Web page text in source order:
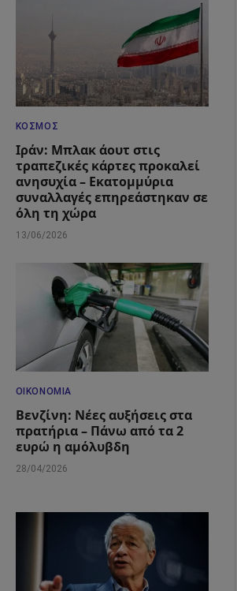
ΚΌΣΜΟΣ
Ιράν: Μπλακ άουτ στις
τραπεζικές κάρτες προκαλεί
ανησυχία – Εκατομμύρια
συναλλαγές επηρεάστηκαν σε
όλη τη χώρα
13/06/2026
ΟΙΚΟΝΟΜΊΑ
Βενζίνη: Νέες αυξήσεις στα
πρατήρια – Πάνω από τα 2
ευρώ η αμόλυβδη
28/04/2026